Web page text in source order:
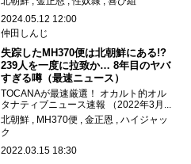
2024.05.12 12:00
仲田しんじ
失踪したMH370便は北朝鮮にある!?
239人を一度に拉致か… 8年目のヤバ
すぎる噂（最速ニュース）
TOCANAが最速厳選！ オカルト的オル
タナティブニュース速報 （2022年3月...
北朝鮮
MH370便 金正恩
ハイジャッ
ク
2022.03.15 18:30